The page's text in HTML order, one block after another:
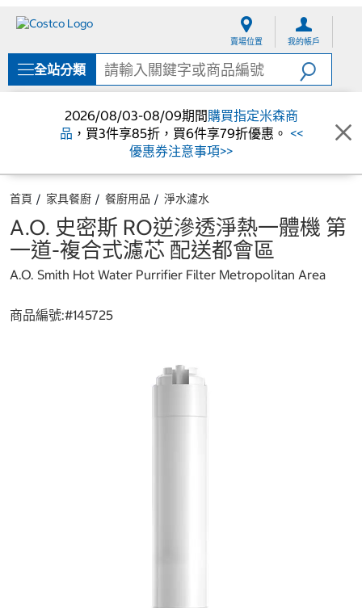
單
賣場位置 我的帳戶
全站分類
2026/08/03-08/09期間購買指定米森商
品 ，買3件享85折，買6件享79折優惠。 <<
優惠券注意事項>>
首頁 家具餐廚 餐廚用品 淨水濾水
A.O. 史密斯 RO逆滲透淨熱一體機 第
一道-複合式濾芯 配送都會區
A.O. Smith Hot Water Purrifier Filter Metropolitan Area
商品編號:#145725